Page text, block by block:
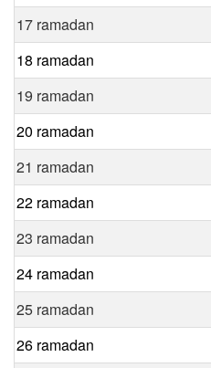
17 ramadan
18 ramadan
19 ramadan
20 ramadan
21 ramadan
22 ramadan
23 ramadan
24 ramadan
25 ramadan
26 ramadan